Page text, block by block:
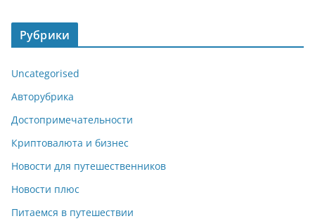
Рубрики
Uncategorised
Авторубрика
Достопримечательности
Криптовалюта и бизнес
Новости для путешественников
Новости плюс
Питаемся в путешествии